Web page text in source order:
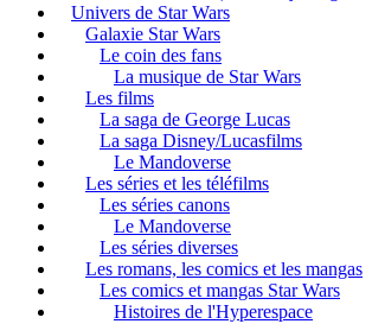
Univers de Star Wars
Galaxie Star Wars
Le coin des fans
La musique de Star Wars
Les films
La saga de George Lucas
La saga Disney/Lucasfilms
Le Mandoverse
Les séries et les téléfilms
Les séries canons
Le Mandoverse
Les séries diverses
Les romans, les comics et les mangas
Les comics et mangas Star Wars
Histoires de l'Hyperespace